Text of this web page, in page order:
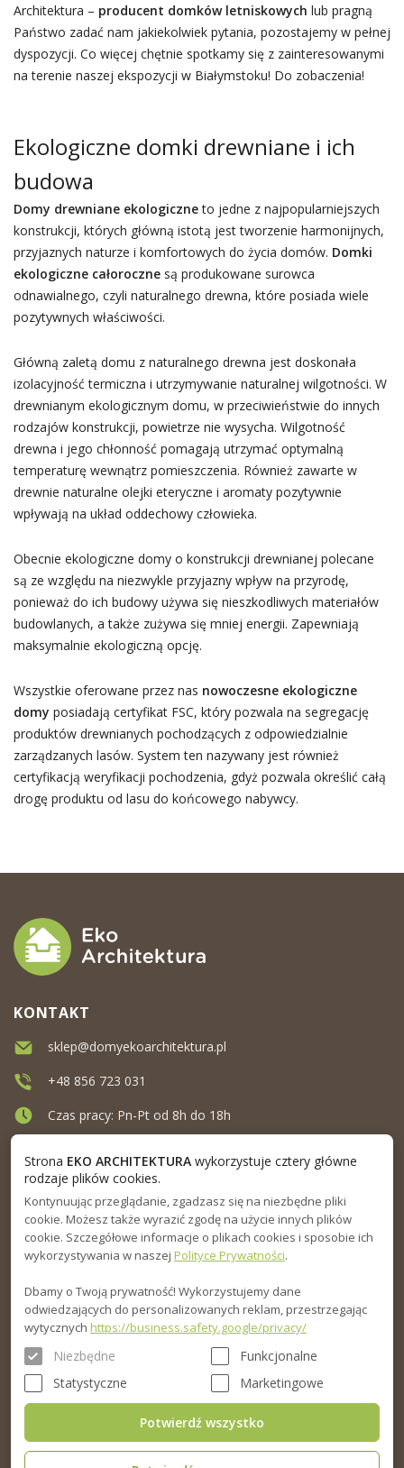
Architektura – producent domków letniskowych lub pragną
Państwo zadać nam jakiekolwiek pytania, pozostajemy w pełnej
dyspozycji. Co więcej chętnie spotkamy się z zainteresowanymi
na terenie naszej ekspozycji w Białymstoku! Do zobaczenia!
Ekologiczne domki drewniane i ich
budowa
Domy drewniane ekologiczneto jedne z najpopularniejszych
konstrukcji, których główną istotą jest tworzenie harmonijnych,
przyjaznych naturze i komfortowych do życia domów. Domki
ekologiczne całorocznesą produkowane surowca
odnawialnego, czyli naturalnego drewna, które posiada wiele
pozytywnych właściwości.
Główną zaletą domu z naturalnego drewna jest doskonała
izolacyjność termiczna i utrzymywanie naturalnej wilgotności. W
drewnianym ekologicznym domu, w przeciwieństwie do innych
rodzajów konstrukcji, powietrze nie wysycha. Wilgotność
drewna i jego chłonność pomagają utrzymać optymalną
temperaturę wewnątrz pomieszczenia. Również zawarte w
drewnie naturalne olejki eteryczne i aromaty pozytywnie
wpływają na układ oddechowy człowieka.
Obecnie ekologiczne domy o konstrukcji drewnianej polecane
są ze względu na niezwykle przyjazny wpływ na przyrodę,
ponieważ do ich budowy używa się nieszkodliwych materiałów
budowlanych, a także zużywa się mniej energii. Zapewniają
maksymalnie ekologiczną opcję.
Wszystkie oferowane przez nas nowoczesne ekologiczne
domy posiadają certyfikat FSC, który pozwala na segregację
produktów drewnianych pochodzących z odpowiedzialnie
zarządzanych lasów. System ten nazywany jest również
certyfikacją weryfikacji pochodzenia, gdyż pozwala określić całą
drogę produktu od lasu do końcowego nabywcy.
MENU
INFORMACJA
PORADNIK
KONTAKT
sklep@domyekoarchitektura.pl
+48 856 723 031
Czas pracy: Pn-Pt od 8h do 18h
Strona EKO ARCHITEKTURAwykorzystuje cztery główne
rodzaje plików cookies.
Kontynuując przeglądanie, zgadzasz się na niezbędne pliki
cookie. Możesz także wyrazić zgodę na użycie innych plików
cookie. Szczegółowe informacje o plikach cookies i sposobie ich
wykorzystywania w naszej Polityce Prywatności.
Dbamy o Twoją prywatność! Wykorzystujemy dane
odwiedzających do personalizowanych reklam, przestrzegając
wytycznych https://business.safety.google/privacy/
Niezbędne
Funkcjonalne
Statystyczne
Marketingowe
Potwierdź wszystko